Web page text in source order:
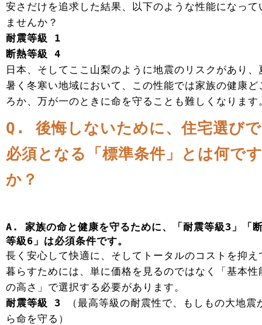
安さだけを追求した結果、以下のような性能になって
ませんか？
耐震等級 1
断熱等級 4
日本、そしてここ山梨のように地震のリスクがあり、
暑く冬寒い地域において、この性能では家族の健康ど
ろか、万が一のときに命を守ることも難しくなります
Q. 後悔しないために、住宅選びで
必須となる「標準条件」とは何です
か？
A. 家族の命と健康を守るために、「耐震等級3」「
等級6」は必須条件です。
長く安心して快適に、そしてトータルのコストを抑え
暮らすためには、単に価格を見るのではなく「基本性
の高さ」で選択する必要があります。
耐震等級 3 （最高等級の耐震性で、もしもの大地震
ら命を守る）